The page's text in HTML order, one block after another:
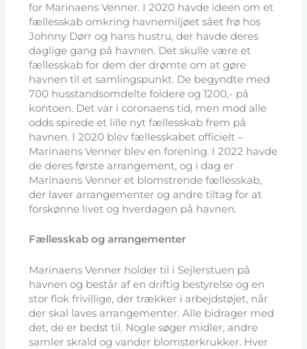
for Marinaens Venner. I 2020 havde ideen om et
fællesskab omkring havnemiljøet sået frø hos
Johnny Dørr og hans hustru, der havde deres
daglige gang på havnen. Det skulle være et
fællesskab for dem der drømte om at gøre
havnen til et samlingspunkt. De begyndte med
700 husstandsomdelte foldere og 1200,- på
kontoen. Det var i coronaens tid, men mod alle
odds spirede et lille nyt fællesskab frem på
havnen. I 2020 blev fællesskabet officielt –
Marinaens Venner blev en forening. I 2022 havde
de deres første arrangement, og i dag er
Marinaens Venner et blomstrende fællesskab,
der laver arrangementer og andre tiltag for at
forskønne livet og hverdagen på havnen.
Fællesskab og arrangementer
Marinaens Venner holder til i Sejlerstuen på
havnen og består af en driftig bestyrelse og en
stor flok frivillige, der trækker i arbejdstøjet, når
der skal laves arrangementer. Alle bidrager med
det, de er bedst til. Nogle søger midler, andre
samler skrald og vander blomsterkrukker. Hver